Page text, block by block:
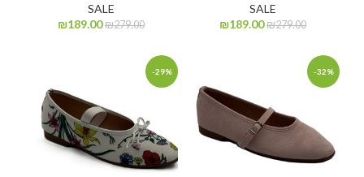
SALE
₪279.00
₪189.00
SALE
₪279.00
₪189.00
-32%
-29%